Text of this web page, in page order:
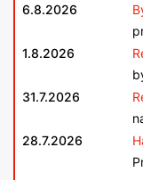
6.8.2026
1.8.2026
31.7.2026
28.7.2026